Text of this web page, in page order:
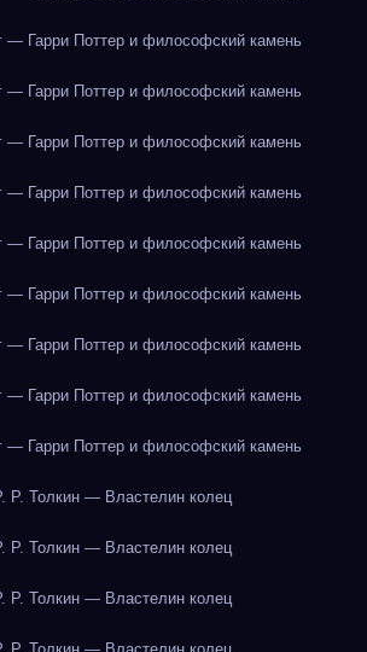
— Гарри Поттер и философский камень
— Гарри Поттер и философский камень
— Гарри Поттер и философский камень
— Гарри Поттер и философский камень
— Гарри Поттер и философский камень
— Гарри Поттер и философский камень
— Гарри Поттер и философский камень
— Гарри Поттер и философский камень
— Гарри Поттер и философский камень
Р. Толкин — Властелин колец
Р. Толкин — Властелин колец
Р. Толкин — Властелин колец